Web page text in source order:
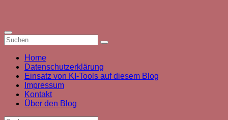
springen
Home
Datenschutzerklärung
Einsatz von KI-Tools auf diesem Blog
Impressum
Kontakt
Über den Blog